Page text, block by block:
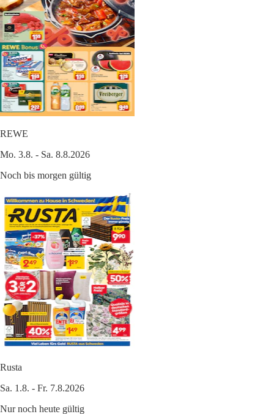
REWE
Mo. 3.8. - Sa. 8.8.2026
Noch bis morgen gültig
Rusta
Sa. 1.8. - Fr. 7.8.2026
Nur noch heute gültig